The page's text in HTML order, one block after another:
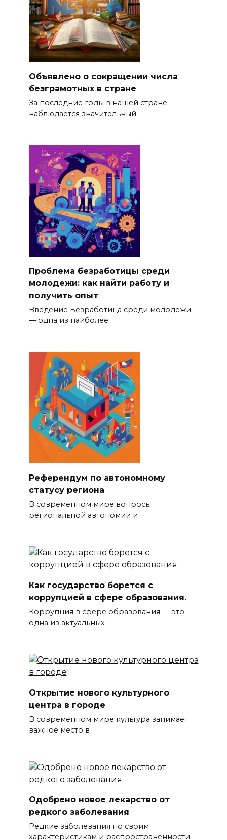
Объявлено о сокращении числа
безграмотных в стране
За последние годы в нашей стране
наблюдается значительный
Проблема безработицы среди
молодежи: как найти работу и
получить опыт
Введение Безработица среди молодежи
— одна из наиболее
Референдум по автономному
статусу региона
В современном мире вопросы
региональной автономии и
Как государство борется с
коррупцией в сфере образования.
Коррупция в сфере образования — это
одна из актуальных
Открытие нового культурного
центра в городе
В современном мире культура занимает
важное место в
Одобрено новое лекарство от
редкого заболевания
Редкие заболевания по своим
характеристикам и распространённости